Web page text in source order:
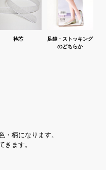
衿芯
足袋・ストッキング
のどちらか
柄になります。
ます。